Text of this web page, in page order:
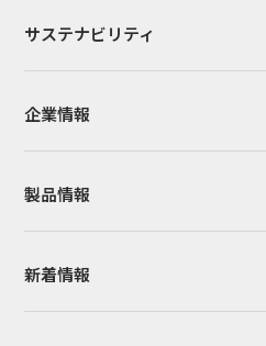
サステナビリティ
企業情報
製品情報
新着情報